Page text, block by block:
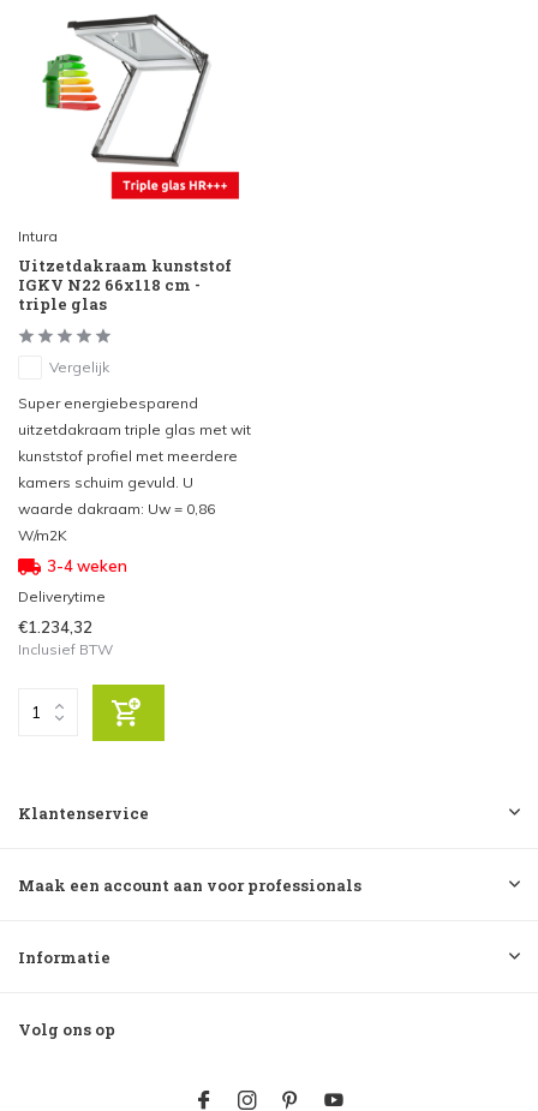
Intura
Uitzetdakraam kunststof
IGKV N22 66x118 cm -
triple glas
Vergelijk
Super energiebesparend
uitzetdakraam triple glas met wit
kunststof profiel met meerdere
kamers schuim gevuld. U
waarde dakraam: Uw = 0,86
W/m2K
3-4 weken
Deliverytime
€1.234,32
Inclusief BTW
Klantenservice
Maak een account aan voor professionals
Informatie
Volg ons op